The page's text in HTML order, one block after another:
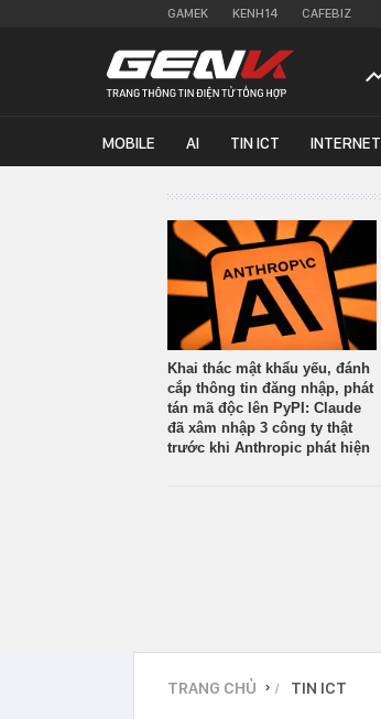
GAMEK KENH14 CAFEBIZ
MOBILE AI TIN ICT INTERNET
Khai thác mật khẩu yếu, đánh
cắp thông tin đăng nhập, phát
tán mã độc lên PyPI: Claude
đã xâm nhập 3 công ty thật
trước khi Anthropic phát hiện
TRANG CHỦ › TIN ICT